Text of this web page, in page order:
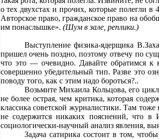
о тех двухстах и прочих, которые полегли
Авторское право, гражданское право на
им понаслышке». (Шум в зале, реплики.)
Выступление физика-ядерщика
пришел очень поздно, поэтому отвечу по
что это — очевидно. Давайте обратимся к
совершенно убедительный тип. Разве это
поводу того, как с этим надо бороться?..
Возьмите Михаила Кольцова, его
не более острая, чем критика, которая
классика советской журналистики. Там
не содержится никаких пояснений, что в
социологически-научный анализ явления,
Задача сатирика состоит в том,